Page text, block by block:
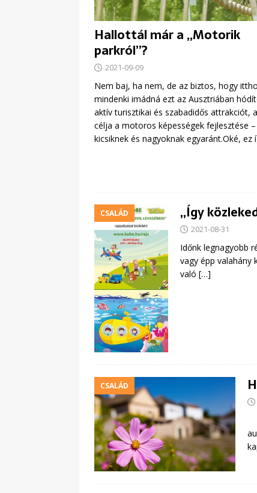
Hallottál már a „Motorik
parkról”?
2021-09-09
Nem baj, ha nem, de az biztos, hogy
mindenki imádná ezt az Ausztriában
aktív turisztikai és szabadidős attrakciót,
célja a motoros képességek fejlesztése –
kicsiknek és nagyoknak egyaránt.Oké, ez
CSALÁD „Így
2021-08-31
Időnk legnagyobb
vagy épp valahány
való […]
CSALÁD